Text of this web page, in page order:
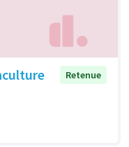
Retenue